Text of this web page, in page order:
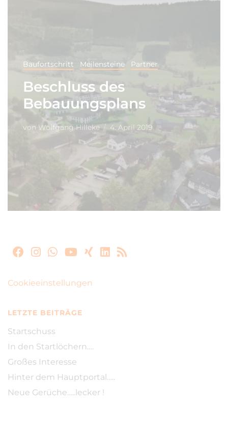
Baufortschritt Meilensteine Partner
Beschluss des
Bebauungsplans
von Wolfgang Hilleke 4. April 2019
Cookieeinstellungen
LETZTE BEITRÄGE
Startschuss
In den Startlöchern….
Großes Interesse
Hinter dem Hauptportal…..
Neue Gerüche…..lecker !